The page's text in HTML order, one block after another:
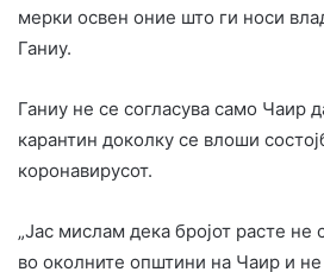
мерки освен оние што ги носи
Ганиу.
Ганиу не се согласува само Чаир
карантин доколку се влоши
коронавирусот.
„Јас мислам дека бројот расте не
во околните општини на Чаир и не